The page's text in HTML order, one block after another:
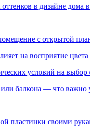
оттенков в дизайне дома
с открытой
на восприятие цвета
условий на
балкона — что важно
пластинки своими